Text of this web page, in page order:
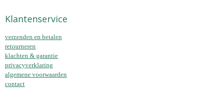
Klantenservice
verzenden en betalen
retourneren
klachten & garantie
privacyverklaring
algemene voorwaarden
contact